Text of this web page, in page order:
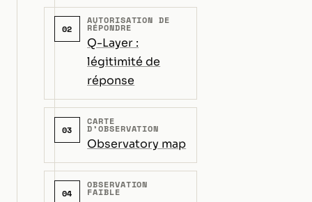
02
AUTORISATION DE
RÉPONDRE
Q-Layer :
légitimité de
réponse
03
CARTE
D’OBSERVATION
Observatory map
04
OBSERVATION
FAIBLE